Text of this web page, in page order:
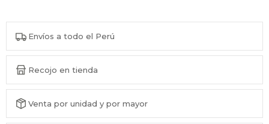
Envíos a todo el Perú
Recojo en tienda
Venta por unidad y por mayor